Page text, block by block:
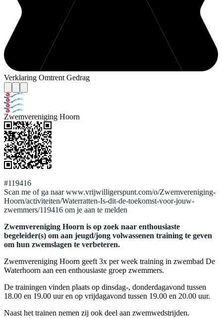
Verklaring Omtrent Gedrag
Zwemvereniging Hoorn
#119416
Scan me of ga naar www.vrijwilligerspunt.com/o/Zwemvereniging-
Hoorn/activiteiten/Waterratten-Is-dit-de-toekomst-voor-jouw-
zwemmers/119416 om je aan te melden
Zwemvereniging Hoorn is op zoek naar enthousiaste
begeleider(s) om aan jeugd/jong volwassenen training te geven
om hun zwemslagen te verbeteren.
Zwemvereniging Hoorn geeft 3x per week training in zwembad De
Waterhoorn aan een enthousiaste groep zwemmers.
De trainingen vinden plaats op dinsdag-, donderdagavond tussen
18.00 en 19.00 uur en op vrijdagavond tussen 19.00 en 20.00 uur.
Naast het trainen nemen zij ook deel aan zwemwedstrijden.